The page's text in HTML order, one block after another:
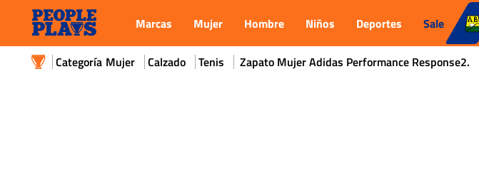
Marcas Mujer Hombre Niños Deportes Sale
Mujer Calzado Tenis Zapato Mujer Adidas Performance Response2.